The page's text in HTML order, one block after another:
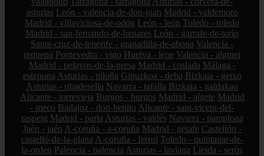
asturias León - valencia-de-don-juan Madrid - valdemoro
Madrid - villaviciosa-de-odón León - león Toledo - toledo
Madrid - san-fernando-de-henares León - garrafe-de-torío
Santa-cruz-de-tenerife - granadilla-de-abona Valencia -
requena Pontevedra - vigo Huelva - lepe Valencia - alginet
Madrid - pelayos-de-la-presa Madrid - coslada Málaga -
estepona Asturias - piloña Gipuzkoa - deba Bizkaia - getxo
Asturias - ribadesella Navarra - tafalla Bizkaia - galdakao
Alicante - torrevieja Burgos - burgos Madrid - algete Madrid
- meco Badajoz - don-benito Alicante - sant-vicent-del-
raspeig Madrid - parla Asturias - valdés Navarra - pamplona
Jaén - jaén A-coruña - a-coruña Madrid - getafe Castellón -
castelló-de-la-plana A-coruña - ferrol Toledo - quintanar-de-
la-orden Palencia - palencia Asturias - laviana Lleida - seròs